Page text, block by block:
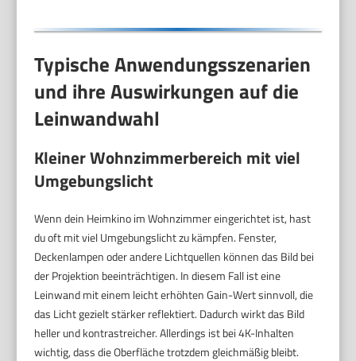
Typische Anwendungsszenarien
und ihre Auswirkungen auf die
Leinwandwahl
Kleiner Wohnzimmerbereich mit viel
Umgebungslicht
Wenn dein Heimkino im Wohnzimmer eingerichtet ist, hast
du oft mit viel Umgebungslicht zu kämpfen. Fenster,
Deckenlampen oder andere Lichtquellen können das Bild bei
der Projektion beeinträchtigen. In diesem Fall ist eine
Leinwand mit einem leicht erhöhten Gain-Wert sinnvoll, die
das Licht gezielt stärker reflektiert. Dadurch wirkt das Bild
heller und kontrastreicher. Allerdings ist bei 4K-Inhalten
wichtig, dass die Oberfläche trotzdem gleichmäßig bleibt.